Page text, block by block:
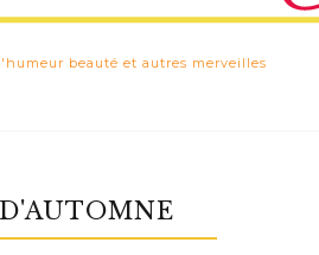
beauté et autres merveilles